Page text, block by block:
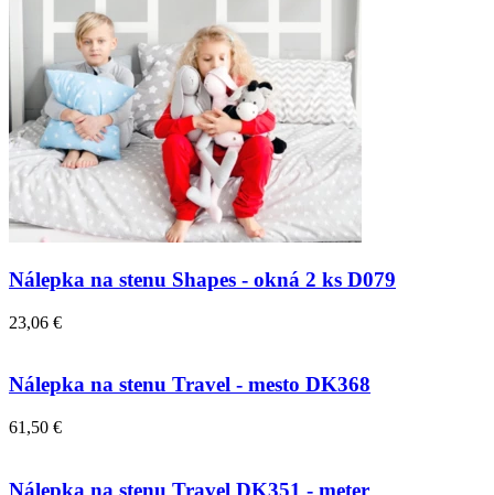
Nálepka na stenu Shapes - okná 2 ks D079
23,06 €
Nálepka na stenu Travel - mesto DK368
61,50 €
Nálepka na stenu Travel DK351 - meter